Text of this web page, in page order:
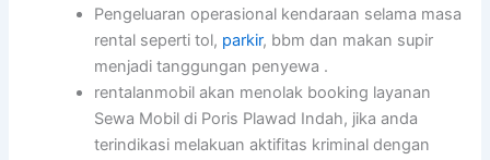
Pengeluaran operasional kendaraan selama masa
rental seperti tol, parkir, bbm dan makan supir
menjadi tanggungan penyewa .
rentalanmobil akan menolak booking layanan
Sewa Mobil di Poris Plawad Indah, jika anda
terindikasi melakuan aktifitas kriminal dengan